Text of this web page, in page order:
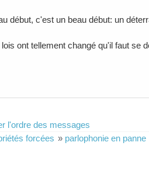
début, c'est un beau début: un
ont tellement changé qu'il faut se
l'ordre des messages
forcées » parlophonie en panne